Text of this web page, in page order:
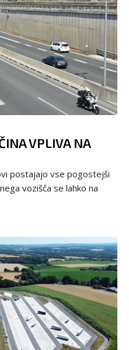
VPLIVA NA
postajajo vse pogostejši
vozišča se lahko na